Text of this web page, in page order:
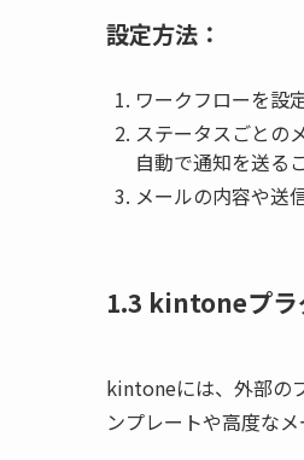
設定方法：
ワークフローを設
ステータスごとの
自動で通知を送る
メールの内容や送
1.3 kintoneプラ
kintoneには、外部の
ンプレートや高度な